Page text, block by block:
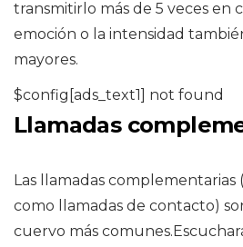
transmitirlo más de 5 veces en
emoción o la intensidad
mayores.
$config[ads_text1] not found
Llamadas
Las llamadas
como llamadas de contacto)
cuervo más